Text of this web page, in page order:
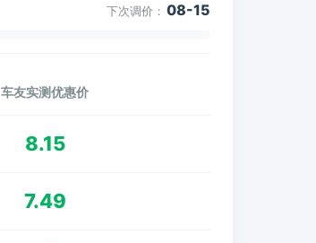
下次调价： 08-15
车友实测优惠价
8.15
7.49